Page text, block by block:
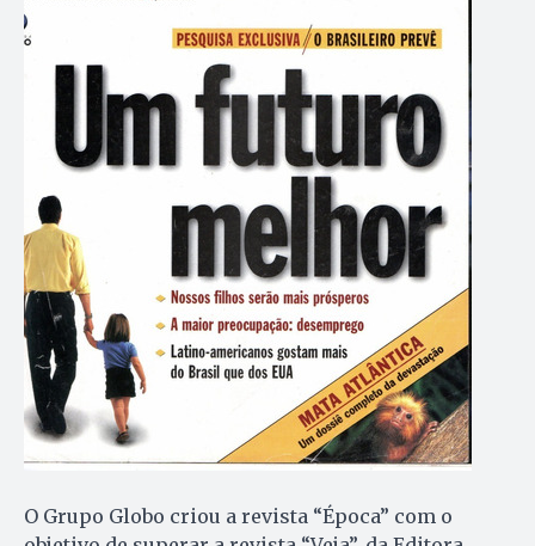
O Grupo Globo criou a revista “Época” com o